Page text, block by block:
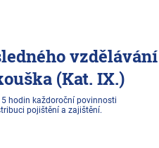
vzdělávání
(Kat. IX.)
hodin každoroční povinnosti
pojištění a zajištění.